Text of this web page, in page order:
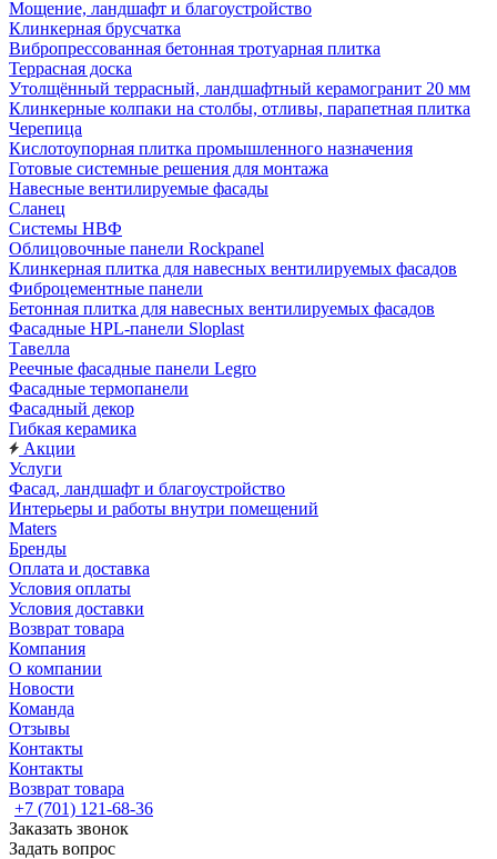
Мощение, ландшафт и благоустройство
Клинкерная брусчатка
Вибропрессованная бетонная тротуарная плитка
Террасная доска
Утолщённый террасный, ландшафтный керамогранит 20 мм
Клинкерные колпаки на столбы, отливы, парапетная плитка
Черепица
Кислотоупорная плитка промышленного назначения
Готовые системные решения для монтажа
Навесные вентилируемые фасады
Сланец
Системы НВФ
Облицовочные панели Rockpanel
Клинкерная плитка для навесных вентилируемых фасадов
Фиброцементные панели
Бетонная плитка для навесных вентилируемых фасадов
Фасадные HPL-панели Sloplast
Тавелла
Реечные фасадные панели Legro
Фасадные термопанели
Фасадный декор
Гибкая керамика
Акции
Услуги
Фасад, ландшафт и благоустройство
Интерьеры и работы внутри помещений
Maters
Бренды
Оплата и доставка
Условия оплаты
Условия доставки
Возврат товара
Компания
О компании
Новости
Команда
Отзывы
Контакты
Контакты
Возврат товара
+7 (701) 121-68-36
Заказать звонок
Задать вопрос